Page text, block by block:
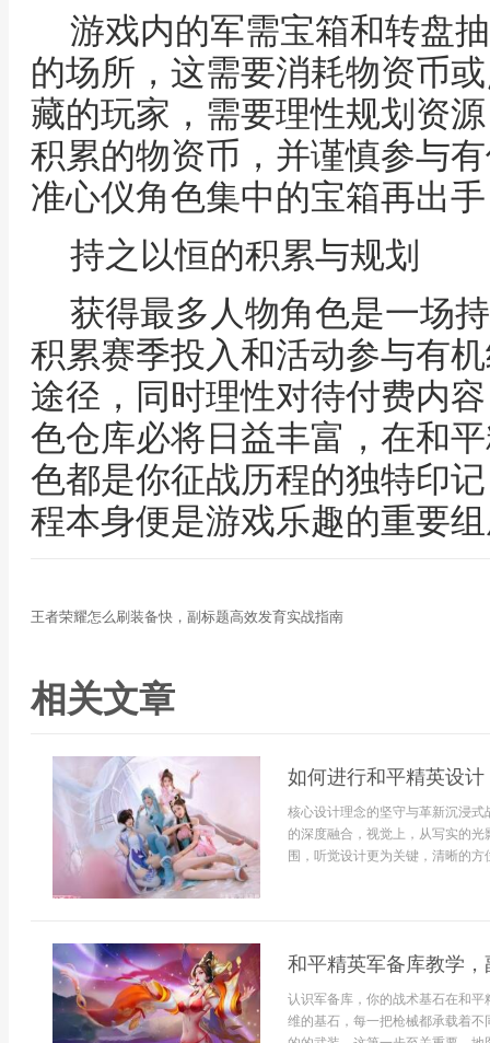
游戏内的军需宝箱和转盘
的场所，这需要消耗物资币
藏的玩家，需要理性规划资
积累的物资币，并谨慎参与
准心仪角色集中的宝箱再出
持之以恒的积累与规划
获得最多人物角色是一场
积累赛季投入和活动参与有
途径，同时理性对待付费内
色仓库必将日益丰富，在和
色都是你征战历程的独特印
程本身便是游戏乐趣的重要
王者荣耀怎么刷装备快，副标题高效发育实战指南
相关文章
如何进行和平精英设
核心设计理念的坚守与革新沉浸
的深度融合，视觉上，从写实的
围，听觉设计更为关键，清晰的方
和平精英军备库教学
认识军备库，你的战术基石在和
维的基石，每一把枪械都承载着